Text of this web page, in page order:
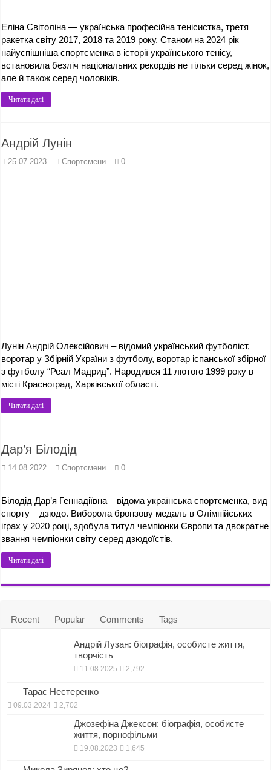
Еліна Світоліна — українська професійна тенісистка, третя
ракетка світу 2017, 2018 та 2019 року. Станом на 2024 рік
найуспішніша спортсменка в історії українського тенісу,
встановила безліч національних рекордів не тільки серед жінок,
але й також серед чоловіків.
Читати далі
Андрій Лунін
25.07.2023 Спортсмени 0
Лунін Андрій Олексійович – відомий український футболіст,
воротар у Збірній України з футболу, воротар іспанської збірної
з футболу “Реал Мадрид”. Народився 11 лютого 1999 року в
місті Красноград, Харківської області.
Читати далі
Дар’я Білодід
14.08.2022 Спортсмени 0
Білодід Дар’я Геннадіївна – відома українська спортсменка, вид
спорту – дзюдо. Виборола бронзову медаль в Олімпійських
іграх у 2020 році, здобула титул чемпіонки Європи та двократне
звання чемпіонки світу серед дзюдоїстів.
Читати далі
Recent Popular Comments Tags
Андрій Лузан: біографія, особисте життя,
творчість
11.08.2025 2,792
Тарас Нестеренко
09.03.2024 2,702
Джозефіна Джексон: біографія, особисте
життя, порнофільми
19.08.2023 1,645